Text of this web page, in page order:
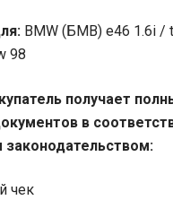
BMW (БМВ) e46 1.6i /
98
получает
в
законодательством:
чек